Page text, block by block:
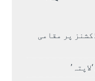
پر مقامی